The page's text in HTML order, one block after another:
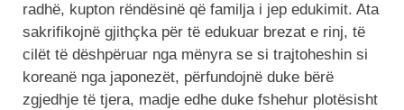
radhë, kupton rëndësinë që familja i jep edukimit. Ata
sakrifikojnë gjithçka për të edukuar brezat e rinj, të
cilët të dëshpëruar nga mënyra se si trajtoheshin si
koreanë nga japonezët, përfundojnë duke bërë
zgjedhje të tjera, madje edhe duke fshehur plotësisht